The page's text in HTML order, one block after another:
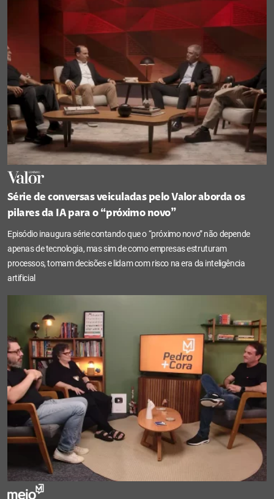
Série de conversas veiculadas pelo Valor aborda os
pilares da IA para o “próximo novo”
Episódio inaugura série contando que o “próximo novo” não depende
apenas de tecnologia, mas sim de como empresas estruturam
processos, tomam decisões e lidam com risco na era da inteligência
artificial